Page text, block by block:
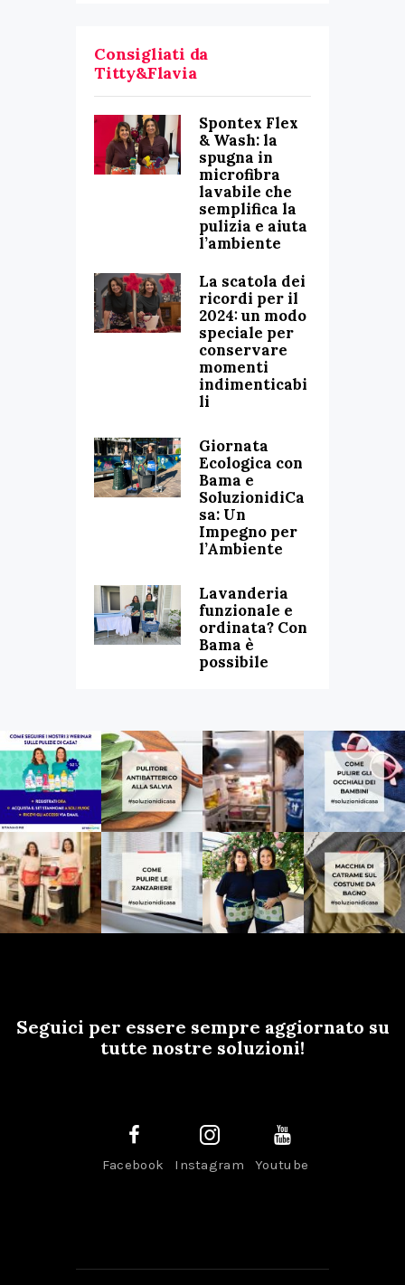
Consigliati da
Titty&Flavia
Spontex Flex
& Wash: la
spugna in
microfibra
lavabile che
semplifica la
pulizia e aiuta
l’ambiente
La scatola dei
ricordi per il
2024: un modo
speciale per
conservare
momenti
indimenticabi
li
Giornata
Ecologica con
Bama e
SoluzionidiCa
sa: Un
Impegno per
l’Ambiente
Lavanderia
funzionale e
ordinata? Con
Bama è
possibile
Seguici per essere sempre aggiornato su
tutte nostre soluzioni!
Facebook Instagram Youtube